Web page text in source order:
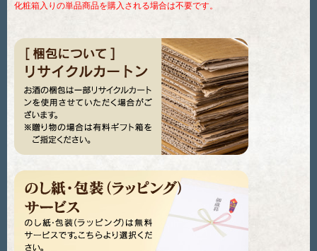
化粧箱入りの単品商品を購入される場合は不要です。